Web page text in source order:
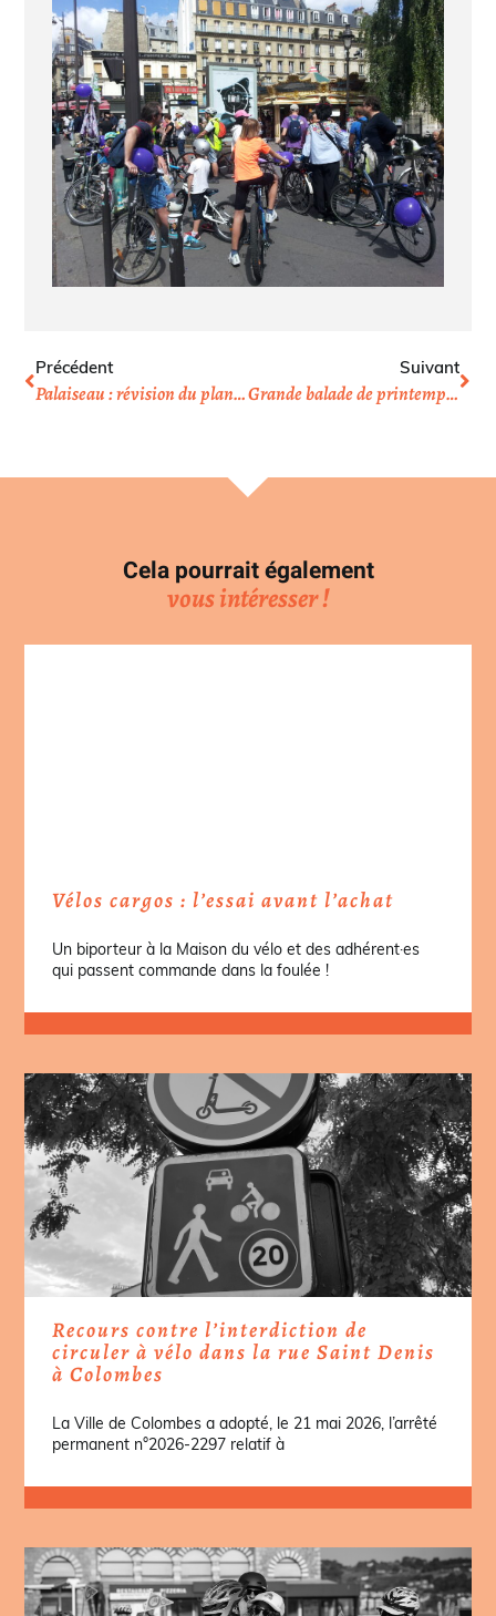
Précédent
Palaiseau : révision du plan local d’urbanime (PLU)
Suivant
Grande balade de printemps sur les bords de Marne
Cela pourrait également
vous intéresser !
Vélos cargos : l’essai avant l’achat
Un biporteur à la Maison du vélo et des adhérent·es
qui passent commande dans la foulée !
Recours contre l’interdiction de
circuler à vélo dans la rue Saint Denis
à Colombes
La Ville de Colombes a adopté, le 21 mai 2026, l’arrêté
permanent n°2026-2297 relatif à